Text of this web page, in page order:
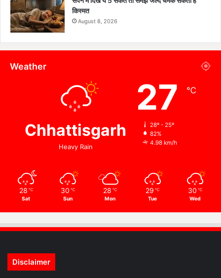
किस्मत
August 8, 2026
Weather
Chhattisgarh
Heavy Rain
27 ℃
28º - 25º
82%
4.98 km/h
28 ℃
Sat
30 ℃
Sun
28 ℃
Mon
29 ℃
Tue
30 ℃
Wed
Disclaimer